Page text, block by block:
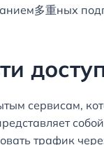
多重ных
сервисам,
трафик